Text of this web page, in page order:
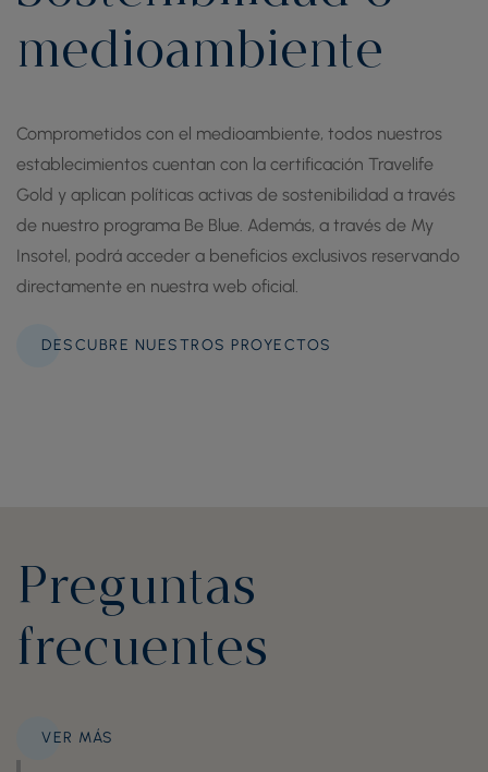
medioambiente
Comprometidos con el medioambiente, todos nuestros
establecimientos cuentan con la certificación Travelife
Gold y aplican políticas activas de sostenibilidad a través
de nuestro programa Be Blue. Además, a través de My
Insotel, podrá acceder a beneficios exclusivos reservando
directamente en nuestra web oficial.
DESCUBRE NUESTROS PROYECTOS
Preguntas
frecuentes
VER MÁS